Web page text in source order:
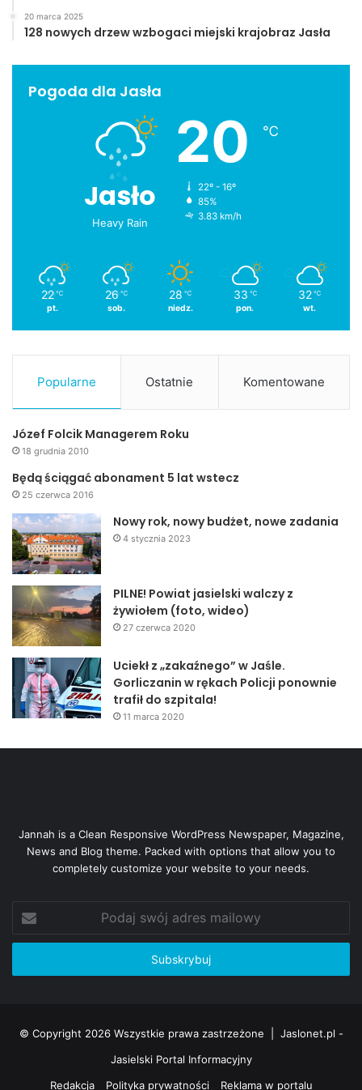
20 marca 2025
128 nowych drzew wzbogaci miejski krajobraz Jasła
Pogoda dla Jasła
Jasło
Heavy Rain
20 ℃
22º - 16º
85%
3.83 km/h
22 ℃
pt.
26 ℃
sob.
28 ℃
niedz.
33 ℃
pon.
32 ℃
wt.
Popularne Ostatnie Komentowane
Józef Folcik Managerem Roku
18 grudnia 2010
Będą ściągać abonament 5 lat wstecz
25 czerwca 2016
Nowy rok, nowy budżet, nowe zadania
4 stycznia 2023
PILNE! Powiat jasielski walczy z
żywiołem (foto, wideo)
27 czerwca 2020
Uciekł z „zakaźnego” w Jaśle.
Gorliczanin w rękach Policji ponownie
trafił do szpitala!
11 marca 2020
Jannah is a Clean Responsive WordPress Newspaper, Magazine,
News and Blog theme. Packed with options that allow you to
completely customize your website to your needs.
Podaj
swój
adres
© Copyright 2026 Wszystkie prawa zastrzeżone | Jaslonet.pl -
Jasielski Portal Informacyjny
Redakcja
Polityka prywatności Reklama w portalu